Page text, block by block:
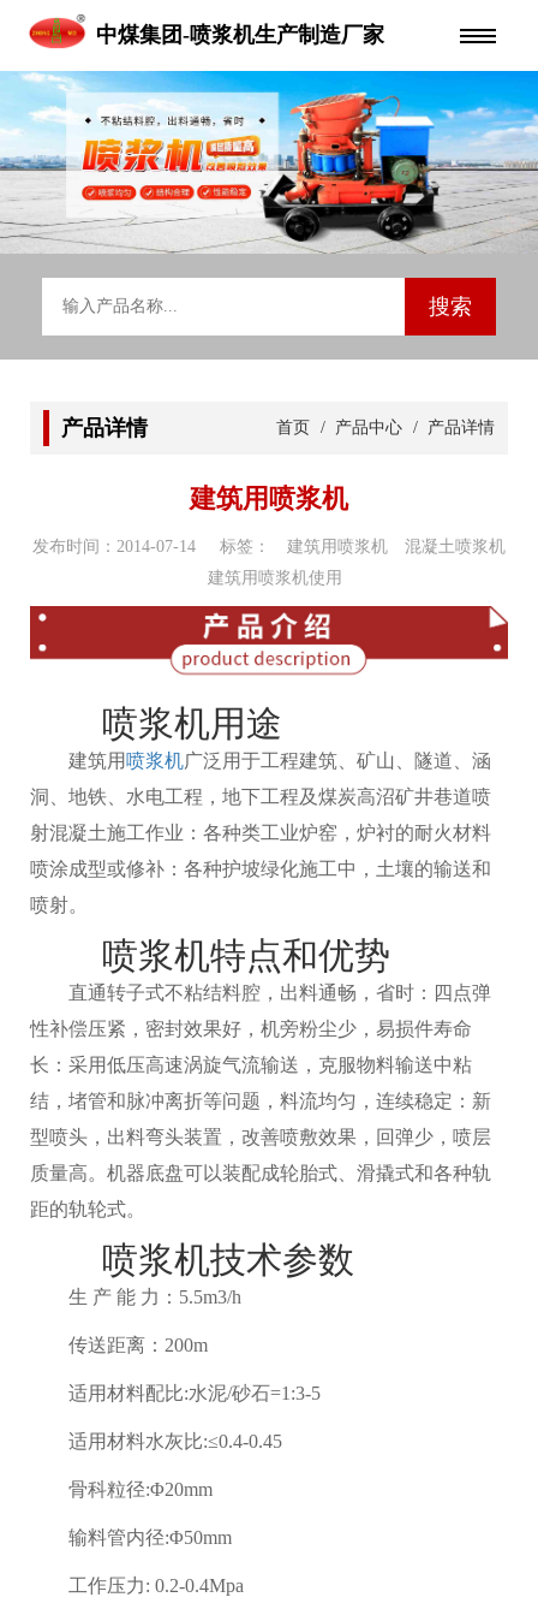
中煤集团-喷浆机生产制造厂家
产品详情 首页 / 产品中心 / 产品详情
建筑用喷浆机
发布时间：2014-07-14 标签： 建筑用喷浆机
混凝土喷浆机
建筑用喷浆机使用
喷浆机用途
建筑用 喷浆机广泛用于工程建筑、矿山、隧道、涵
洞、地铁、水电工程，地下工程及煤炭高沼矿井巷道喷
射混凝土施工作业：各种类工业炉窑，炉衬的耐火材料
喷涂成型或修补：各种护坡绿化施工中，土壤的输送和
喷射。
喷浆机特点和优势
直通转子式不粘结料腔，出料通畅，省时：四点弹
性补偿压紧，密封效果好，机旁粉尘少，易损件寿命
长：采用低压高速涡旋气流输送，克服物料输送中粘
结，堵管和脉冲离折等问题，料流均匀，连续稳定：新
型喷头，出料弯头装置，改善喷敷效果，回弹少，喷层
质量高。机器底盘可以装配成轮胎式、滑撬式和各种轨
距的轨轮式。
喷浆机技术参数
生 产 能 力：5.5m3/h
传送距离：200m
适用材料配比:水泥/砂石=1:3-5
适用材料水灰比:≤0.4-0.45
骨科粒径:Φ20mm
输料管内径:Φ50mm
工作压力: 0.2-0.4Mpa